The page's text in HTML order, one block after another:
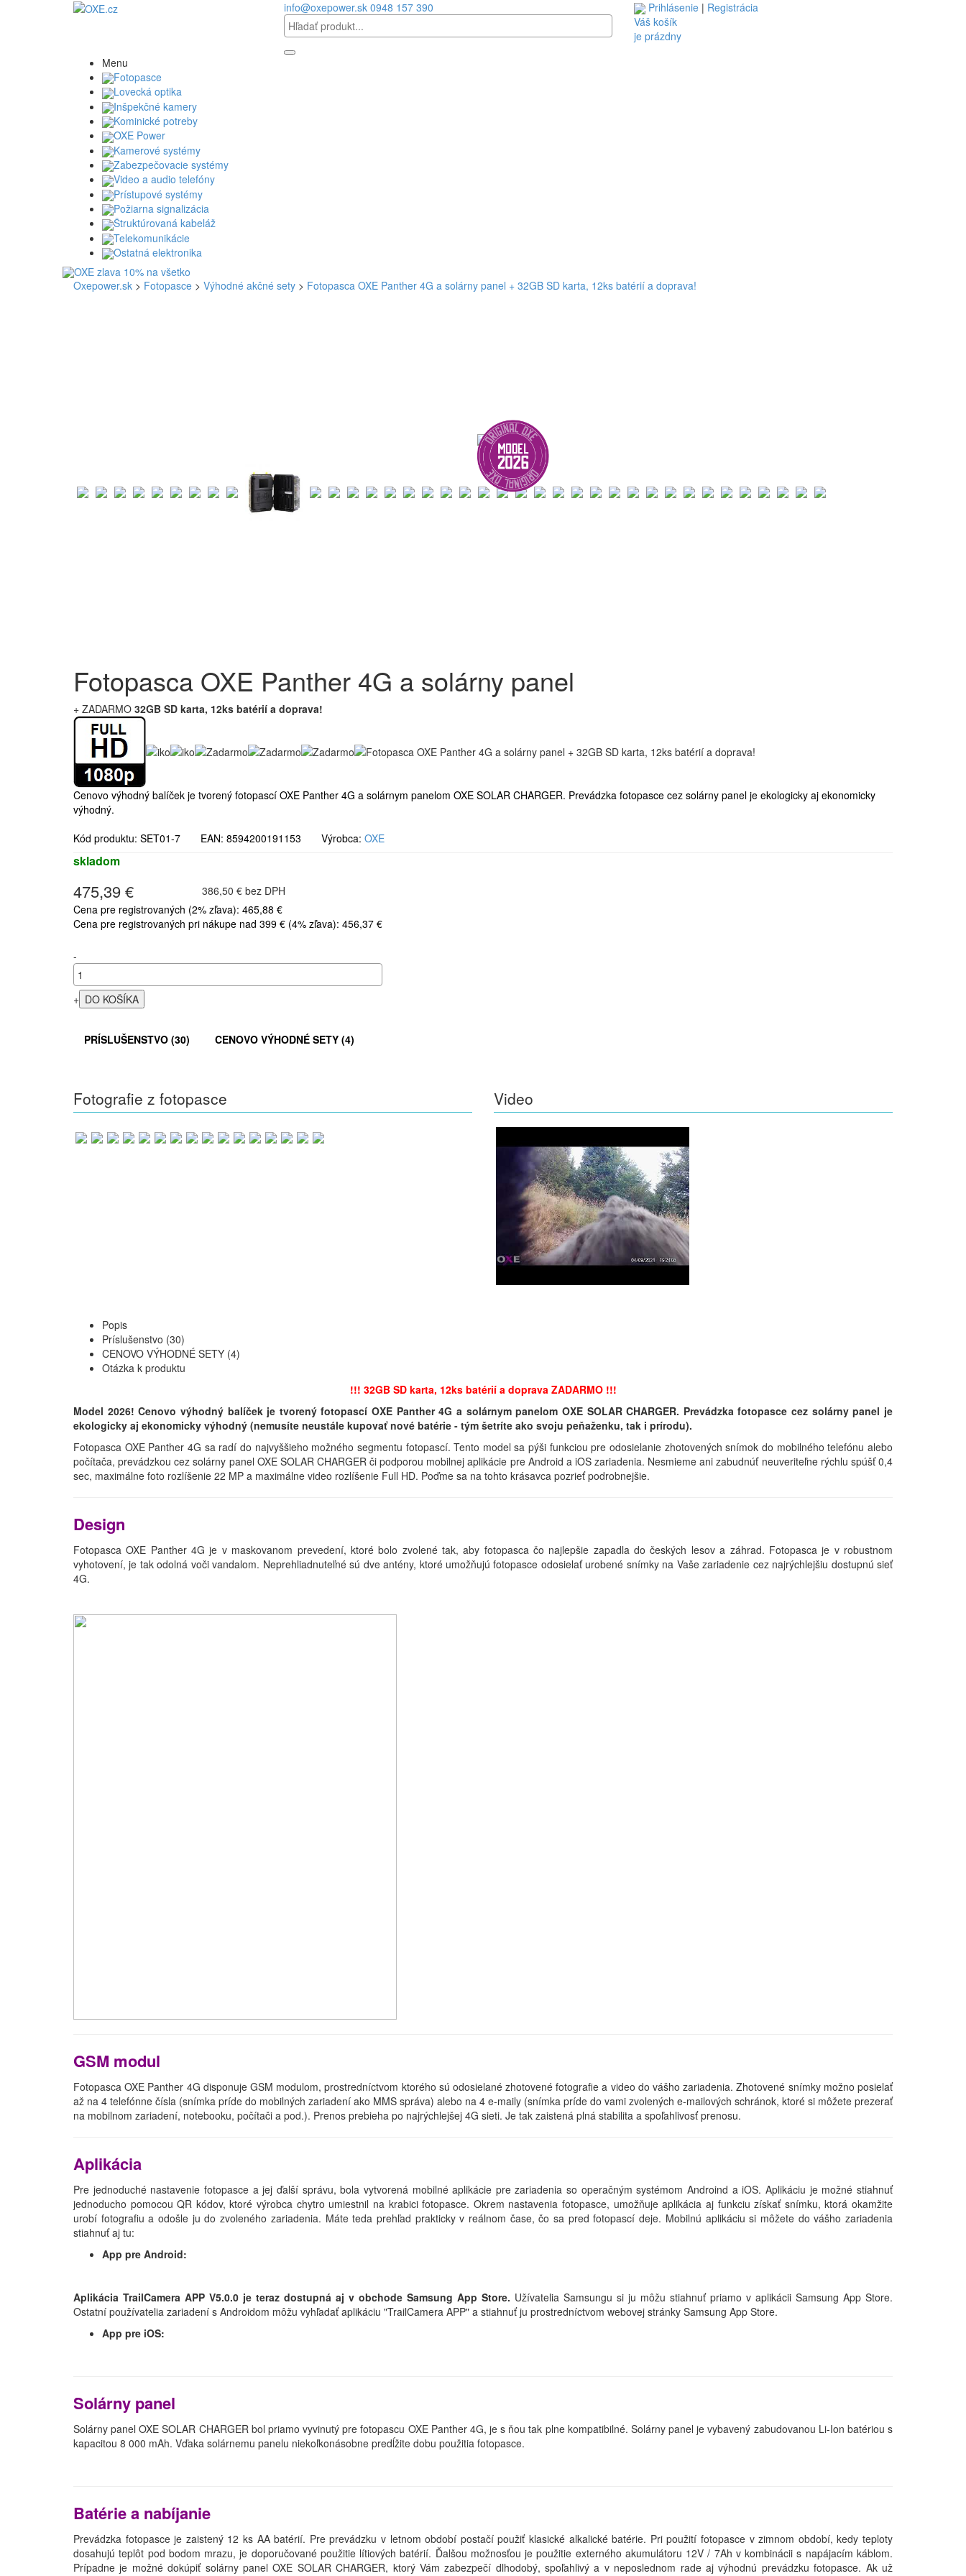
info@oxepower.sk 0948 157 390 Prihlásenie | Registrácia
Váš košík
je prázdny
Menu
Fotopasce
Lovecká optika
Inšpekčné kamery
Kominické potreby
OXE Power
Kamerové systémy
Zabezpečovacie systémy
Video a audio telefóny
Prístupové systémy
Požiarna signalizácia
Štruktúrovaná kabeláž
Telekomunikácie
Ostatná elektronika
Oxepower.sk > Fotopasce > Výhodné akčné sety > Fotopasca OXE Panther 4G a solárny panel + 32GB SD karta, 12ks batérií a doprava!
Fotopasca OXE Panther 4G a solárny panel
+ ZADARMO 32GB SD karta, 12ks batérií a doprava!
Cenovo výhodný balíček je tvorený fotopascí OXE Panther 4G a solárnym panelom OXE SOLAR CHARGER. Prevádzka fotopasce cez solárny panel je ekologicky aj ekonomicky
výhodný.
Kód produktu: SET01-7 EAN: 8594200191153 Výrobca: OXE
skladom
475,39 €
386,50 € bez DPH
Cena pre registrovaných (2% zľava): 465,88 €
Cena pre registrovaných pri nákupe nad 399 € (4% zľava): 456,37 €
-
+
PRÍSLUŠENSTVO (30) CENOVO VÝHODNÉ SETY (4)
Fotografie z fotopasce Video
Popis
Príslušenstvo (30)
CENOVO VÝHODNÉ SETY (4)
Otázka k produktu
!!! 32GB SD karta, 12ks batérií a doprava ZADARMO !!!
Model 2026! Cenovo výhodný balíček je tvorený fotopascí OXE Panther 4G a solárnym panelom OXE SOLAR CHARGER. Prevádzka fotopasce cez solárny panel je
ekologicky aj ekonomicky výhodný (nemusíte neustále kupovať nové batérie - tým šetríte ako svoju peňaženku, tak i prírodu).
Fotopasca OXE Panther 4G sa radí do najvyššieho možného segmentu fotopascí. Tento model sa pýši funkciou pre odosielanie zhotovených snímok do mobilného telefónu alebo
počítača, prevádzkou cez solárny panel OXE SOLAR CHARGER či podporou mobilnej aplikácie pre Android a iOS zariadenia. Nesmieme ani zabudnúť neuveriteľne rýchlu spúšť 0,4
sec, maximálne foto rozlíšenie 22 MP a maximálne video rozlíšenie Full HD. Poďme sa na tohto krásavca pozrieť podrobnejšie.
Design
Fotopasca OXE Panther 4G je v maskovanom prevedení, ktoré bolo zvolené tak, aby fotopasca čo najlepšie zapadla do českých lesov a záhrad. Fotopasca je v robustnom
vyhotovení, je tak odolná voči vandalom. Neprehliadnuteľné sú dve antény, ktoré umožňujú fotopasce odosielať urobené snímky na Vaše zariadenie cez najrýchlejšiu dostupnú sieť
4G.
GSM modul
Fotopasca OXE Panther 4G disponuje GSM modulom, prostredníctvom ktorého sú odosielané zhotovené fotografie a video do vášho zariadenia. Zhotovené snímky možno posielať
až na 4 telefónne čísla (snímka príde do mobilných zariadení ako MMS správa) alebo na 4 e-maily (snímka príde do vami zvolených e-mailových schránok, ktoré si môžete prezerať
na mobilnom zariadení, notebooku, počítači a pod.). Prenos prebieha po najrýchlejšej 4G sieti. Je tak zaistená plná stabilita a spoľahlivosť prenosu.
Aplikácia
Pre jednoduché nastavenie fotopasce a jej ďalší správu, bola vytvorená mobilné aplikácie pre zariadenia so operačným systémom Androind a iOS. Aplikáciu je možné stiahnuť
jednoducho pomocou QR kódov, ktoré výrobca chytro umiestnil na krabici fotopasce. Okrem nastavenia fotopasce, umožňuje aplikácia aj funkciu získať snímku, ktorá okamžite
urobí fotografiu a odošle ju do zvoleného zariadenia. Máte teda prehľad prakticky v reálnom čase, čo sa pred fotopascí deje. Mobilnú aplikáciu si môžete do vášho zariadenia
stiahnuť aj tu:
App pre Android:
Aplikácia TrailCamera APP V5.0.0 je teraz dostupná aj v obchode Samsung App Store. Užívatelia Samsungu si ju môžu stiahnuť priamo v aplikácii Samsung App Store.
Ostatní používatelia zariadení s Androidom môžu vyhľadať aplikáciu "TrailCamera APP" a stiahnuť ju prostredníctvom webovej stránky Samsung App Store.
App pre iOS:
Solárny panel
Solárny panel OXE SOLAR CHARGER bol priamo vyvinutý pre fotopascu OXE Panther 4G, je s ňou tak plne kompatibilné. Solárny panel je vybavený zabudovanou Li-Ion batériou s
kapacitou 8 000 mAh. Vďaka solárnemu panelu niekoľkonásobne predĺžite dobu použitia fotopasce.
Batérie a nabíjanie
Prevádzka fotopasce je zaistený 12 ks AA batérií. Pre prevádzku v letnom období postačí použiť klasické alkalické batérie. Pri použití fotopasce v zimnom období, kedy teploty
dosahujú teplôt pod bodom mrazu, je doporučované použitie lítiových batérií. Ďalšou možnosťou je použitie externého akumulátoru 12V / 7Ah v kombinácii s napájacím káblom.
Prípadne je možné dokúpiť solárny panel OXE SOLAR CHARGER, ktorý Vám zabezpečí dlhodobý, spoľahlivý a v neposlednom rade aj výhodnú prevádzku fotopasce. Ak už